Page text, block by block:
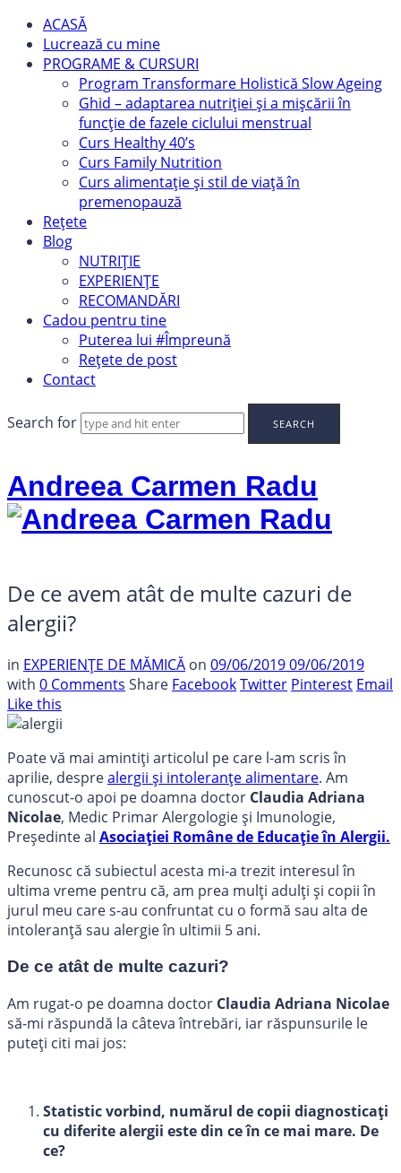
ACASĂ
Lucrează cu mine
PROGRAME & CURSURI
Program Transformare Holistică Slow Ageing
Ghid – adaptarea nutriției și a mișcării în
funcție de fazele ciclului menstrual
Curs Healthy 40’s
Curs Family Nutrition
Curs alimentație și stil de viață în
premenopauză
Rețete
Blog
NUTRIȚIE
EXPERIENȚE
RECOMANDĂRI
Cadou pentru tine
Puterea lui #Împreună
Rețete de post
Contact
Search for
Andreea Carmen Radu
De ce avem atât de multe cazuri de
alergii?
in EXPERIENȚE DE MĂMICĂ on 09/06/201909/06/2019
with 0 Comments Share FacebookTwitter Pinterest Email
Like this
Poate vă mai amintiți articolul pe care l-am scris în
aprilie, desprealergii și intoleranțe alimentare. Am
cunoscut-o apoi pe doamna doctor Claudia Adriana
Nicolae, Medic Primar Alergologie și Imunologie,
Președinte al Asociației Române de Educație în Alergii.
Recunosc că subiectul acesta mi-a trezit interesul în
ultima vreme pentru că, am prea mulți adulți și copii în
jurul meu care s-au confruntat cu o formă sau alta de
intoleranță sau alergie în ultimii 5 ani.
De ce atât de multe cazuri?
Am rugat-o pe doamna doctor Claudia Adriana Nicolae
să-mi răspundă la câteva întrebări, iar răspunsurile le
puteți citi mai jos:
Statistic vorbind, numărul de copii diagnosticați
cu diferite alergii este din ce în ce mai mare. De
ce?